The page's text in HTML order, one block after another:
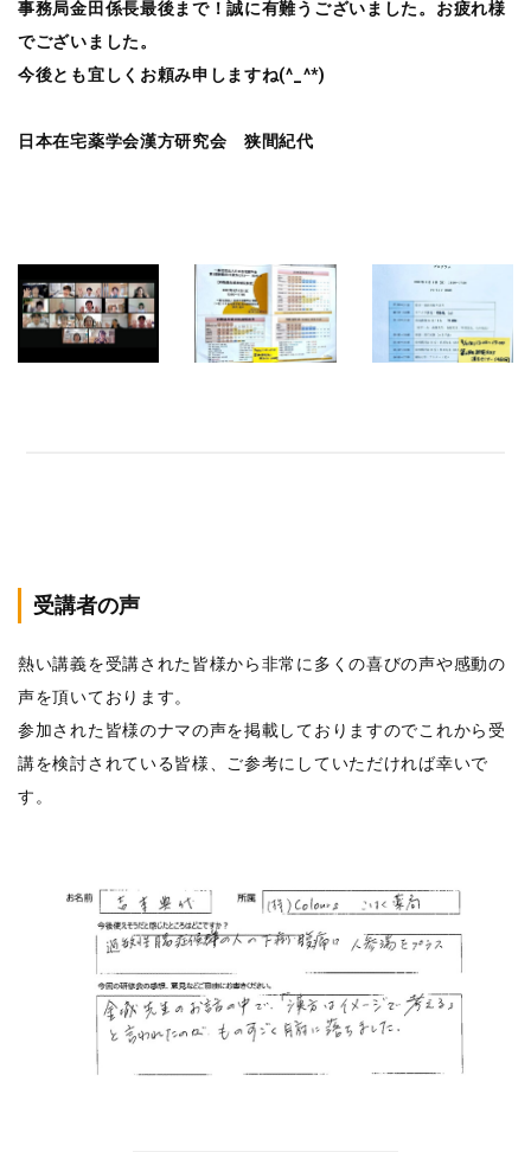
事務局金田係長最後まで！誠に有難うございました。お疲れ様
でございました。
今後とも宜しくお頼み申しますね(^_^*)
日本在宅薬学会漢方研究会 狭間紀代
受講者の声
熱い講義を受講された皆様から非常に多くの喜びの声や感動の
声を頂いております。
参加された皆様のナマの声を掲載しておりますのでこれから受
講を検討されている皆様、ご参考にしていただければ幸いで
す。